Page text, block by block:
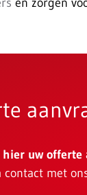
hier uw offerte
contact met